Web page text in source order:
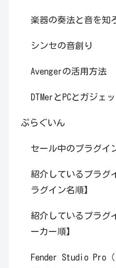
楽器の奏法と音を知
シンセの音創り
Avengerの活用方法
DTMerとPCとガジェ
ぷらぐいん
セール中のプラグイ
紹介しているプラグ
ラグイン名順】
紹介しているプラグ
ーカー順】
Fender Studio Pro（